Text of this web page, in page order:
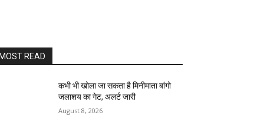
MOST READ
कभी भी खोला जा सकता है मिनीमाता बांगो
जलाशय का गेट, अलर्ट जारी
August 8, 2026